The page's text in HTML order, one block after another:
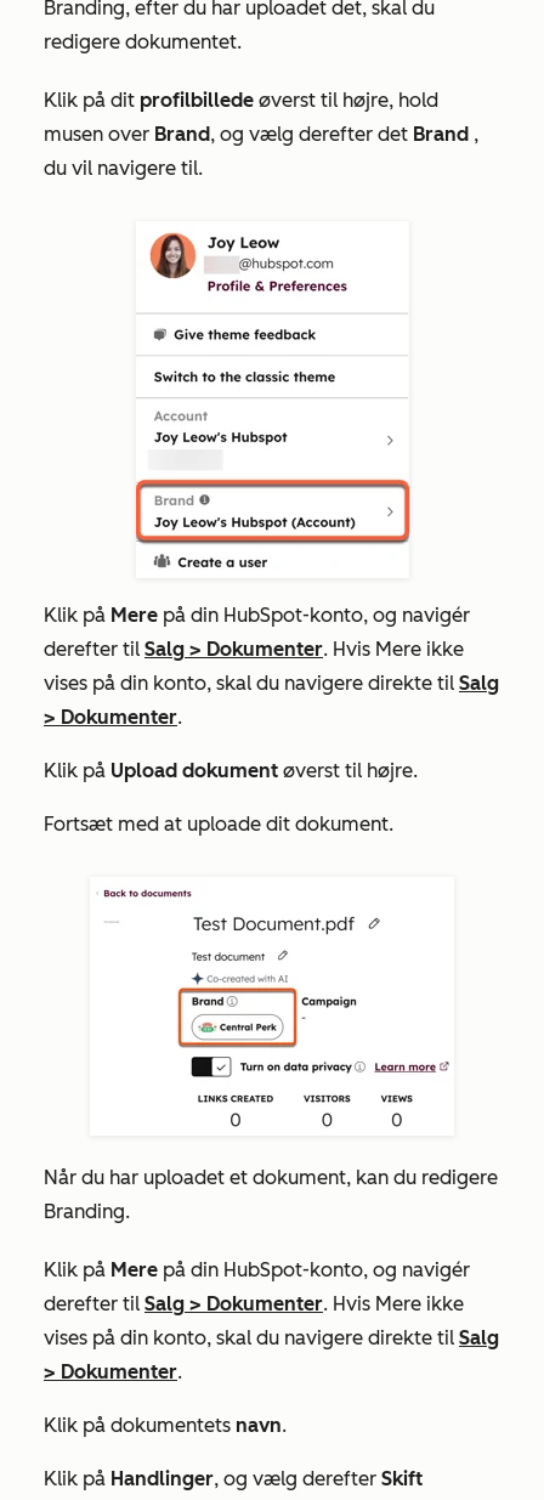
Branding, efter du har uploadet det, skal du
redigere dokumentet.
Klik på dit profilbillede øverst til højre, hold
musen over Brand, og vælg derefter det Brand ,
du vil navigere til.
Klik på Mere på din HubSpot-konto, og navigér
derefter til Salg > Dokumenter. Hvis Mere ikke
vises på din konto, skal du navigere direkte til Salg
> Dokumenter.
Klik på Upload dokument øverst til højre.
Fortsæt med at uploade dit dokument.
Når du har uploadet et dokument, kan du redigere
Branding.
Klik på Mere på din HubSpot-konto, og navigér
derefter til Salg > Dokumenter. Hvis Mere ikke
vises på din konto, skal du navigere direkte til Salg
> Dokumenter.
Klik på dokumentets navn.
Klik på Handlinger, og vælg derefter Skift